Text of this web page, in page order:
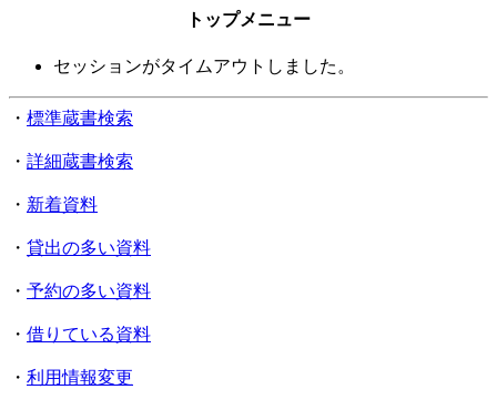
トップメニュー
セッションがタイムアウトしました。
・ 標準蔵書検索
・ 詳細蔵書検索
・ 新着資料
・ 貸出の多い資料
・ 予約の多い資料
・ 借りている資料
・ 利用情報変更